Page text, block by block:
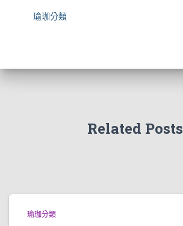
瑜珈分類
Related Posts
瑜珈分類